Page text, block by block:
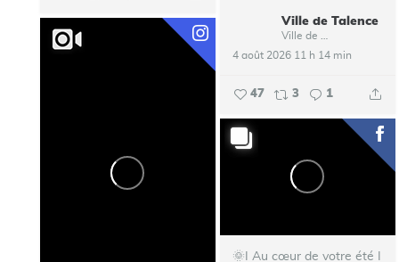
Ville de Talence
4 août 2026 11 h 14 min
47 3 1
🌞I Au cœur de votre été I